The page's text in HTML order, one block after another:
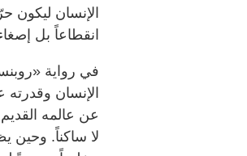
الإنسان ليكون
انقطاعاً بل
الإنسان وقدرته
عن عالمه
لا ساكناً. وحين